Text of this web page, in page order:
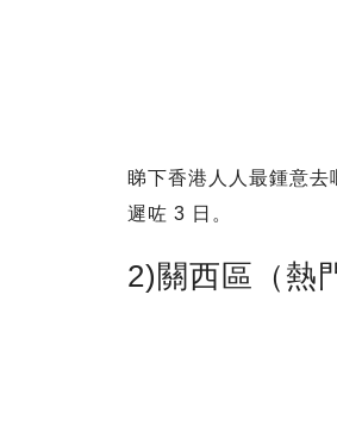
睇下香港人人最鍾意
遲咗 3 日。
2)關西區（熱